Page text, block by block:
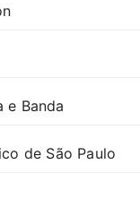
e Banda
de São Paulo